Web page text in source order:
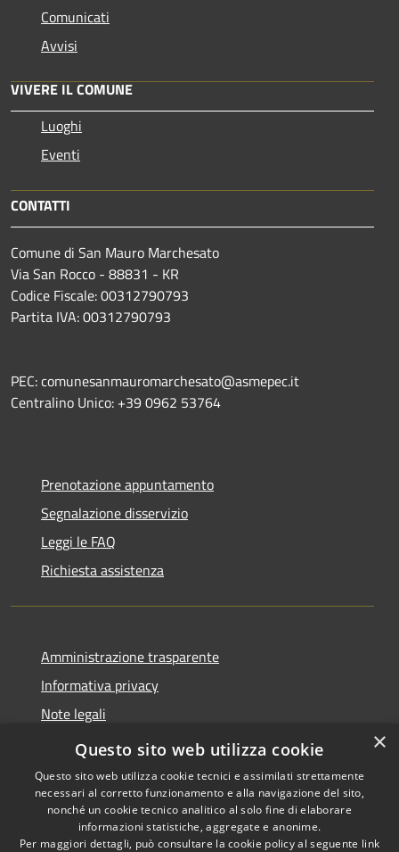
Comunicati
Avvisi
VIVERE IL COMUNE
Luoghi
Eventi
CONTATTI
Comune di San Mauro Marchesato
Via San Rocco - 88831 - KR
Codice Fiscale: 00312790793
Partita IVA: 00312790793
PEC: comunesanmauromarchesato@asmepec.it
Centralino Unico: +39 0962 53764
Prenotazione appuntamento
Segnalazione disservizio
Leggi le FAQ
Richiesta assistenza
Amministrazione trasparente
Informativa privacy
Note legali
Dichiarazione di accessibilità
Copyright © 2026 • Comune di
×
Questo sito web utilizza cookie
Questo sito web utilizza cookie tecnici e assimilati strettamente
necessari al corretto funzionamento e alla navigazione del sito,
nonché un cookie tecnico analitico al solo fine di elaborare
informazioni statistiche, aggregate e anonime.
Per maggiori dettagli, può consultare la cookie policy al seguente link